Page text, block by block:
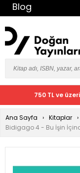
Blog
750 TL ve
Ana Sayfa Kitaplar
Bidigago 4 - Bu İşin